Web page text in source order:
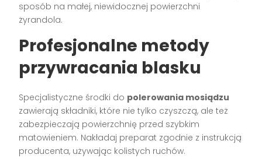
sposób na małej, niewidocznej powierzchni
żyrandola.
Profesjonalne metody
przywracania blasku
Specjalistyczne środki do polerowania mosiądzu
zawierają składniki, które nie tylko czyszczą, ale też
zabezpieczają powierzchnię przed szybkim
matowieniem. Nakładaj preparat zgodnie z instrukcją
producenta, używając kolistych ruchów.